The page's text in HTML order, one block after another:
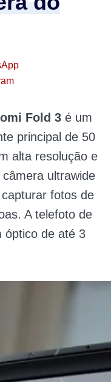
Fold 3 é um
principal de 50
alta resolução e
ultrawide
fotos de
A telefoto de
óptico de até 3